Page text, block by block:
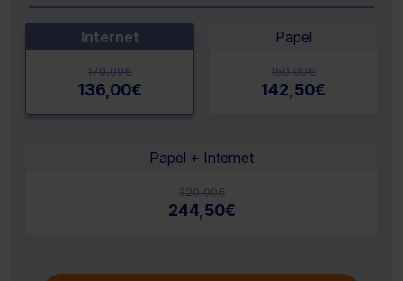
Internet
170,00€
136,00€
Papel
150,00€
142,50€
Papel + Internet
320,00€
244,50€